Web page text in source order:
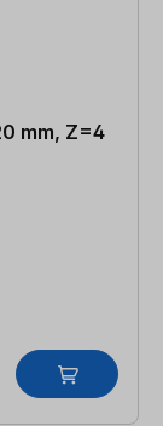
mm, Z=4